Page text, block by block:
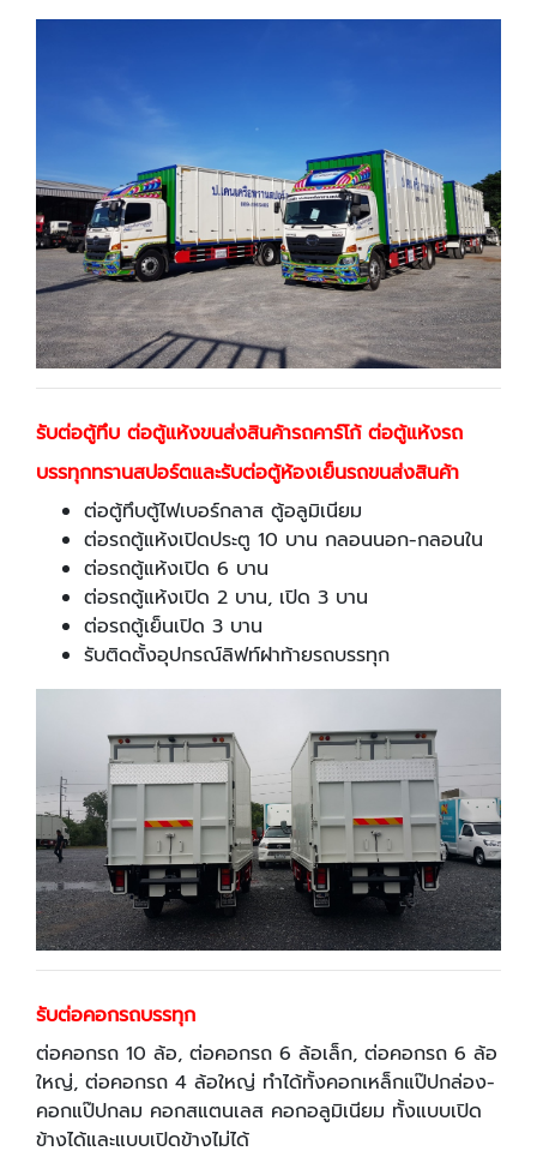
รับต่อตู้ทึบ ต่อตู้แห้งขนส่งสินค้ารถคาร์โก้ ต่อตู้แห้งรถ
บรรทุกทรานสปอร์ตและรับต่อตู้ห้องเย็นรถขนส่งสินค้า
ต่อตู้ทึบตู้ไฟเบอร์กลาส ตู้อลูมิเนียม
ต่อรถตู้แห้งเปิดประตู 10 บาน กลอนนอก-กลอนใน
ต่อรถตู้แห้งเปิด 6 บาน
ต่อรถตู้แห้งเปิด 2 บาน, เปิด 3 บาน
ต่อรถตู้เย็นเปิด 3 บาน
รับติดตั้งอุปกรณ์ลิฟท์ฝาท้ายรถบรรทุก
รับต่อคอกรถบรรทุก
ต่อคอกรถ 10 ล้อ, ต่อคอกรถ 6 ล้อเล็ก, ต่อคอกรถ 6 ล้อ
ใหญ่, ต่อคอกรถ 4 ล้อใหญ่ ทำได้ทั้งคอกเหล็กแป๊ปกล่อง-
คอกแป๊ปกลม คอกสแตนเลส คอกอลูมิเนียม ทั้งแบบเปิด
ข้างได้และแบบเปิดข้างไม่ได้